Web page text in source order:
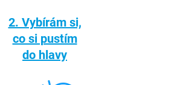
2. Vybírám si,
co si pustím
do hlavy